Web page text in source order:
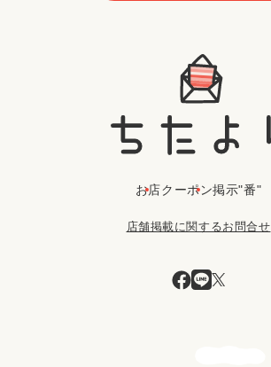
お店クーポン掲示"番"
店舗掲載に関するお問合せ